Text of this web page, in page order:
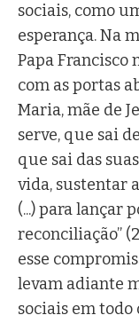
sociais, como
esperança. Na
Papa Francisco
com as portas
Maria, mãe de
serve, que sai
que sai das
vida, sustentar
(...) para lançar
reconciliação”
esse
levam adiante
sociais em todo